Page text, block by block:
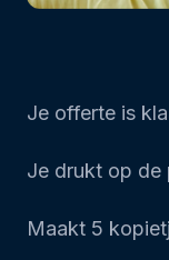
Je offerte is
Je drukt op de
Maakt 5